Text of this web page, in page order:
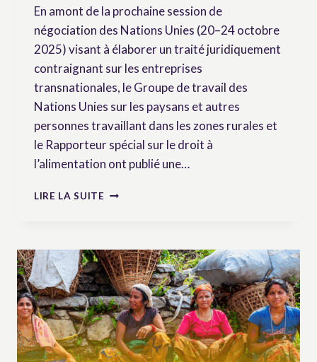
En amont de la prochaine session de
négociation des Nations Unies (20–24 octobre
2025) visant à élaborer un traité juridiquement
contraignant sur les entreprises
transnationales, le Groupe de travail des
Nations Unies sur les paysans et autres
personnes travaillant dans les zones rurales et
le Rapporteur spécial sur le droit à
l’alimentation ont publié une…
LIRE LA SUITE DES
APPELLENT
À
L’ENCADREMENT
JURIDIQUE
DE
L’AGRO-
INDUSTRIE
AFIN